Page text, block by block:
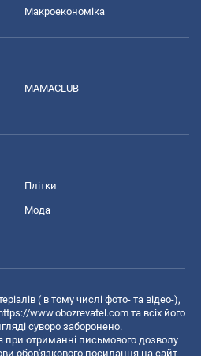
Макроекономіка
MAMACLUB
Плітки
Мода
( в тому числі фото- та відео-),
www.obozrevatel.com та всіх його
суворо заборонено.
при отриманні письмового дозволу
обов'язкового посилання на сайт